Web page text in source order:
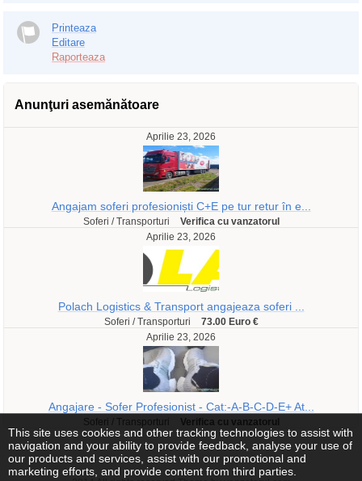
Printeaza
Editare
Raporteaza
Anunţuri asemănătoare
Aprilie 23, 2026
Angajam soferi profesioniști C+E pe tur retur în e...
Soferi / Transporturi
Verifica cu vanzatorul
Aprilie 23, 2026
Polach Logistics & Transport angajeaza soferi ...
Soferi / Transporturi
73.00 Euro €
Aprilie 23, 2026
Angajare - Sofer Profesionist - Cat:-A-B-C-D-E+ At...
Soferi / Transporturi Verifica cu vanzatorul
This site uses cookies and other tracking technologies to assist with
navigation and your ability to provide feedback, analyse your use of
our products and services, assist with our promotional and
marketing efforts, and provide content from third parties.